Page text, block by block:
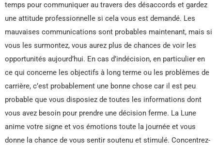
temps pour communiquer au travers des désaccords et gardez
une attitude professionnelle si cela vous est demandé. Les
mauvaises communications sont probables maintenant, mais si
vous les surmontez, vous aurez plus de chances de voir les
opportunités aujourd’hui. En cas d’indécision, en particulier en
ce qui concerne les objectifs à long terme ou les problèmes de
carrière, c’est probablement une bonne chose car il est peu
probable que vous disposiez de toutes les informations dont
vous avez besoin pour prendre une décision ferme. La Lune
anime votre signe et vos émotions toute la journée et vous
donne la chance de vous sentir soutenu et stimulé. Concentrez-